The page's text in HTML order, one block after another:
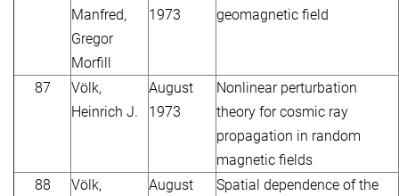
Manfred,
Gregor
Morfill
1973
geomagnetic field
87
Völk,
Heinrich J.
August
1973
Nonlinear perturbation
theory for cosmic ray
propagation in random
magnetic fields
88
Völk,
August
Spatial dependence of the